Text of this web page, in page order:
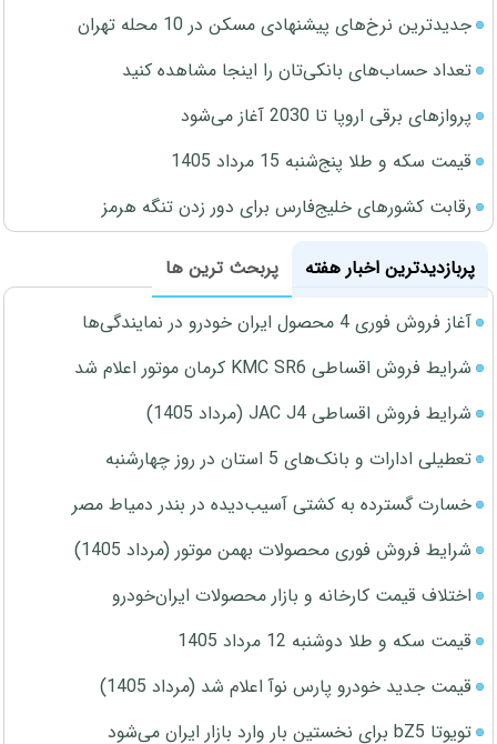
جدیدترین نرخ‌های پیشنهادی مسکن در 10 محله تهران
تعداد حساب‌های بانکی‌تان را اینجا مشاهده کنید
پروازهای برقی اروپا تا 2030 آغاز می‌شود
قیمت سکه و طلا پنج‌شنبه 15 مرداد 1405
رقابت کشورهای خلیج‌فارس برای دور زدن تنگه هرمز
پربازدیدترین اخبار هفته
پربحث ترین ها
آغاز فروش فوری 4 محصول ایران خودرو در نمایندگی‌ها
شرایط فروش اقساطی KMC SR6 کرمان موتور اعلام شد
شرایط فروش اقساطی JAC J4 (مرداد 1405)
تعطیلی ادارات و بانک‌های 5 استان در روز چهارشنبه
خسارت گسترده به کشتی آسیب‌دیده در بندر دمیاط مصر
شرایط فروش فوری محصولات بهمن موتور (مرداد 1405)
اختلاف قیمت کارخانه و بازار محصولات ایران‌خودرو
قیمت سکه و طلا دوشنبه 12 مرداد 1405
قیمت جدید خودرو پارس نوآ اعلام شد (مرداد 1405)
تویوتا bZ5 برای نخستین بار وارد بازار ایران می‌شود